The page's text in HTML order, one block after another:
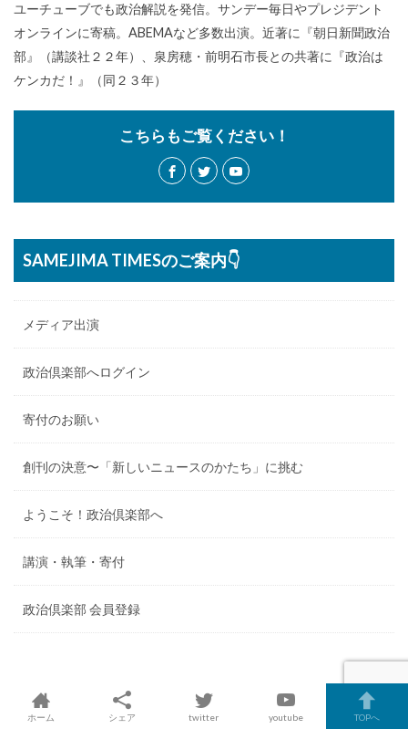
ユーチューブでも政治解説を発信。サンデー毎日やプレジデント
オンラインに寄稿。ABEMAなど多数出演。近著に『朝日新聞政治
部』（講談社２２年）、泉房穂・前明石市長との共著に『政治は
ケンカだ！』（同２３年）
こちらもご覧ください！
SAMEJIMA TIMESのご案内👇
メディア出演
政治倶楽部へログイン
寄付のお願い
創刊の決意〜「新しいニュースのかたち」に挑む
ようこそ！政治倶楽部へ
講演・執筆・寄付
政治倶楽部 会員登録
ホーム シェア twitter youtube TOPへ